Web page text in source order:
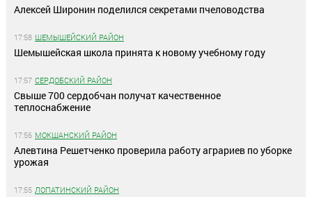
Алексей Широнин поделился секретами пчеловодства
17:58 ШЕМЫШЕЙСКИЙ РАЙОН
Шемышейская школа принята к новому учебному году
17:57 СЕРДОБСКИЙ РАЙОН
Свыше 700 сердобчан получат качественное
теплоснабжение
17:56 МОКШАНСКИЙ РАЙОН
Алевтина Решетченко проверила работу аграриев по уборке
урожая
17:55 ЛОПАТИНСКИЙ РАЙОН